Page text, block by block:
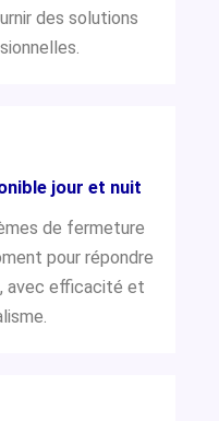
des solutions
jour et nuit
de fermeture
pour répondre
avec efficacité et